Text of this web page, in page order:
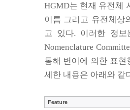
HGMD는 현재 유전체
이름 그리고 유전체상
고 있다. 이러한 정보
Nomenclature
통해 변이에 의한 표현
세한 내용은 아래와 같
Feature